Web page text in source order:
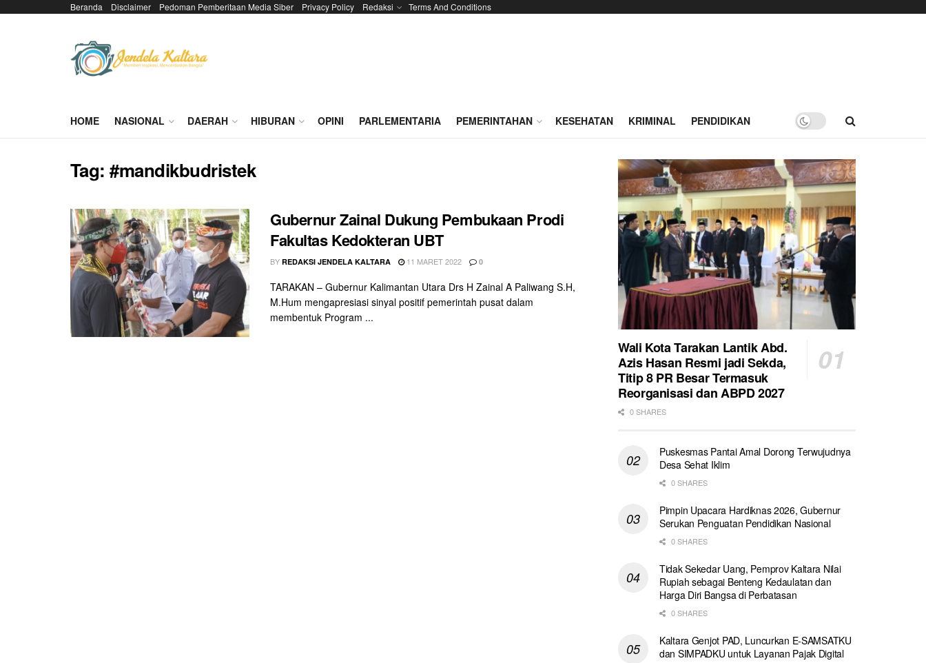
Beranda Disclaimer Pedoman Pemberitaan Media Siber Privacy Policy Redaksi Terms And Conditions
HOME NASIONAL DAERAH HIBURAN OPINI PARLEMENTARIA PEMERINTAHAN KESEHATAN KRIMINAL PENDIDIKAN
Tag:#mandikbudristek
Gubernur Zainal Dukung Pembukaan Prodi
Fakultas Kedokteran UBT
BY REDAKSI JENDELA KALTARA 11 MARET 2022 0
TARAKAN – Gubernur Kalimantan Utara Drs H Zainal A Paliwang S.H,
M.Hum mengapresiasi sinyal positif pemerintah pusat dalam
membentuk Program ...
Wali Kota Tarakan Lantik Abd.
Azis Hasan Resmi jadi Sekda,
Titip 8 PR Besar Termasuk
Reorganisasi dan ABPD 2027
0 SHARES
Puskesmas Pantai Amal Dorong Terwujudnya
Desa Sehat Iklim
0 SHARES
Pimpin Upacara Hardiknas 2026, Gubernur
Serukan Penguatan Pendidikan Nasional
0 SHARES
Tidak Sekedar Uang, Pemprov Kaltara Nilai
Rupiah sebagai Benteng Kedaulatan dan
Harga Diri Bangsa di Perbatasan
0 SHARES
Kaltara Genjot PAD, Luncurkan E-SAMSATKU
dan SIMPADKU untuk Layanan Pajak Digital